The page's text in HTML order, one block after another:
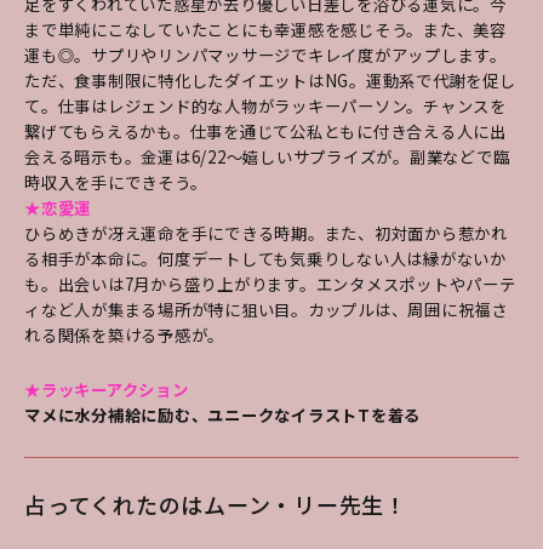
まで単純にこなしていたことにも幸運感を感じそう。また、美容
運も◎。サプリやリンパマッサージでキレイ度がアップします。
ただ、食事制限に特化したダイエットはNG。運動系で代謝を促し
て。仕事はレジェンド的な人物がラッキーパーソン。チャンスを
繋げてもらえるかも。仕事を通じて公私ともに付き合える人に出
会える暗示も。金運は6/22～嬉しいサプライズが。副業などで臨
時収入を手にできそう。
★恋愛運
ひらめきが冴え運命を手にできる時期。また、初対面から惹かれ
る相手が本命に。何度デートしても気乗りしない人は縁がないか
も。出会いは7月から盛り上がります。エンタメスポットやパーテ
ィなど人が集まる場所が特に狙い目。カップルは、周囲に祝福さ
れる関係を築ける予感が。
★ラッキーアクション
マメに水分補給に励む、ユニークなイラストTを着る
占ってくれたのはムーン・リー先生！